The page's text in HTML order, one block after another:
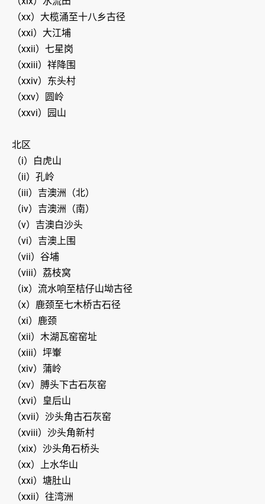
（xx）大榄涌至十八乡古径
（xxi）大江埔
（xxii）七星岗
（xxiii）祥降围
（xxiv）东头村
（xxv）圆岭
（xxvi）园山
北区
（i）白虎山
（ii）孔岭
（iii）吉澳洲（北）
（iv）吉澳洲（南）
（v）吉澳白沙头
（vi）吉澳上围
（vii）谷埔
（viii）荔枝窝
（ix）流水响至桔仔山坳古径
（x）鹿颈至七木桥古石径
（xi）鹿颈
（xii）木湖瓦窑窑址
（xiii）坪輋
（xiv）蒲岭
（xv）膊头下古石灰窑
（xvi）皇后山
（xvii）沙头角古石灰窑
（xviii）沙头角新村
（xix）沙头角石桥头
（xx）上水华山
（xxi）塘肚山
（xxii）往湾洲